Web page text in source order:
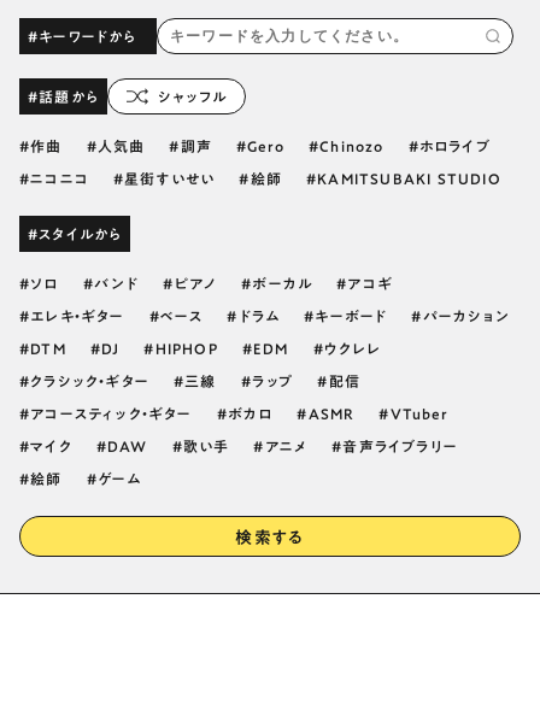
#キーワードから
#話題から シャッフル
作曲 人気曲 調声 Gero Chinozo ホロライブ
ニコニコ 星街すいせい 絵師 KAMITSUBAKI STUDIO
#スタイルから
ソロ バンド ピアノ ボーカル アコギ
エレキ・ギター ベース ドラム キーボード パーカション
DTM DJ HIPHOP EDM ウクレレ
クラシック・ギター 三線 ラップ 配信
アコースティック・ギター ボカロ ASMR VTuber
マイク DAW 歌い手 アニメ 音声ライブラリー
絵師 ゲーム
検索する